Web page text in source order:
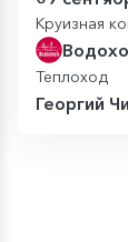
Круизная
Теплоход
Георгий